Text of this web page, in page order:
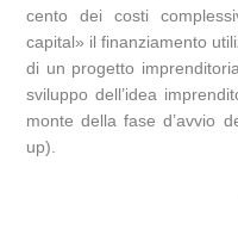
cento dei costi
capital» il finanziamento
di un progetto
sviluppo dell’idea
monte della fase d’avvio
up).